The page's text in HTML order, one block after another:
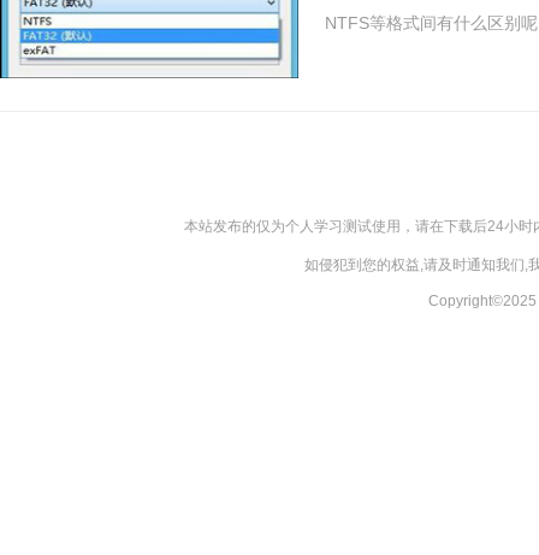
NTFS等格式间有什么区别
本站发布的仅为个人学习测试使用，请在下载后24小
如侵犯到您的权益,请及时通知我们,
Copyright©2025